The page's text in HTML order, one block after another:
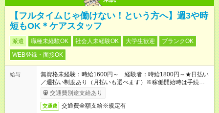
【フルタイムじゃ働けない！という方へ】週3や時
短もOK＊ケアスタッフ
派遣 職種未経験OK 社会人未経験OK 大学生歓迎
ブランクOK
WEB登録・面接OK
給与
無資格未経験：時給1600円～ 経験者：時給1800円～★日払い
／週払い制度あり（月払いも選べます）※稼働開始時は手続き完
了次第のお支払いとなります。
交通費別途支給あり
交通費 交通費全額支給※規定有